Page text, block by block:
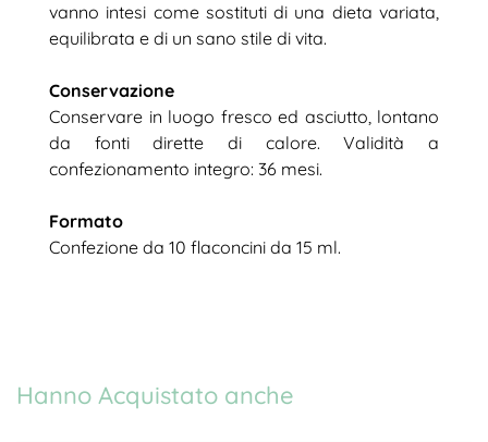
vanno intesi come sostituti di una dieta variata,
equilibrata e di un sano stile di vita.
Conservazione
Conservare in luogo fresco ed asciutto, lontano
da fonti dirette di calore. Validità a
confezionamento integro: 36 mesi.
Formato
Confezione da 10 flaconcini da 15 ml.
Hanno Acquistato anche